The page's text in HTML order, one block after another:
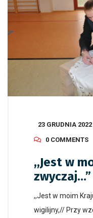
23 GRUDNIA 2022
0 COMMENTS
,,Jest w
zwyczaj…”
,,Jest w moim
wigilijny,// Przy